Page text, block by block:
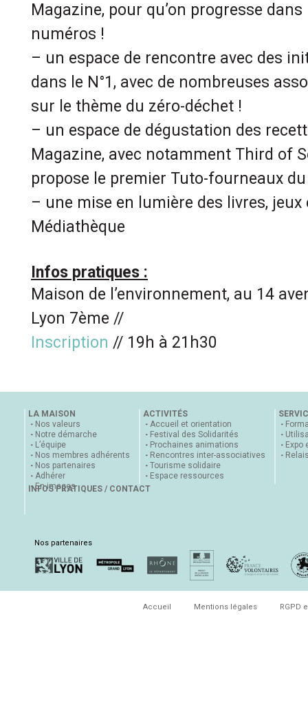
Magazine, pour qu’on progresse
numéros !
– un espace de rencontre avec des
dans le N°1, avec de nombreuses
sur le thème du zéro-déchet !
– un espace de dégustation des
Magazine, avec notamment Third of
propose le premier Tuto-fourneaux
– une mise en lumière des livres, jeux
Médiathèque
Infos pratiques :
Maison de l’environnement, au 14
Lyon 7ème //
Inscription // 19h à 21h30
LA MAISON
Nos valeurs
Notre démarche
L’équipe
Nos membres adhérents
Nos partenaires
Adhérer
En images
ACTIVITÉS
Accueil et orientation
Festival des Solidarités
Prochaines animations
Rencontres inter-associatives
Tourisme solidaire
Espace ressources
Expo
INFOS PRATIQUES / CONTACT
Nos partenaires
Accueil Mentions légales RGPD